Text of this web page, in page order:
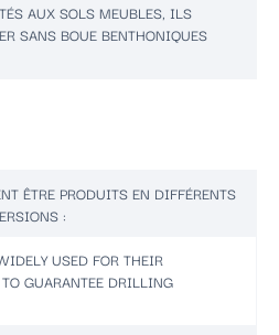
AUX SOLS MEUBLES, ILS
SANS BOUE BENTHONIQUES
ÊTRE PRODUITS EN DIFFÉRENTS
:
USED FOR THEIR
GUARANTEE DRILLING